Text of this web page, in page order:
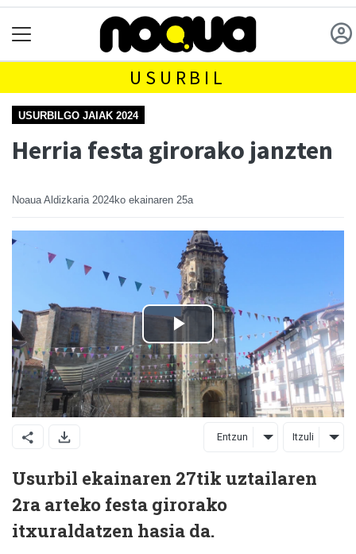
USURBIL
USURBILGO JAIAK 2024
Herria festa girorako janzten
Noaua Aldizkaria 2024ko ekainaren 25a
Entzun Itzuli
Usurbil ekainaren 27tik uztailaren
2ra arteko festa girorako
itxuraldatzen hasia da.